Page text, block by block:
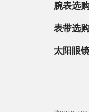
腕表选购
表带选购
太阳眼镜